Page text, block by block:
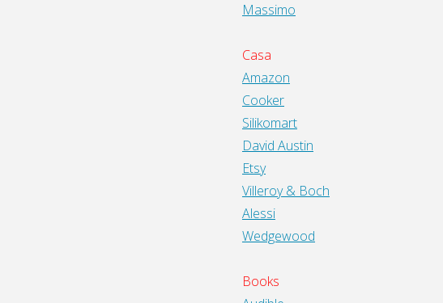
Massimo
Casa
Amazon
Cooker
Silikomart
David Austin
Etsy
Villeroy & Boch
Alessi
Wedgewood
Books